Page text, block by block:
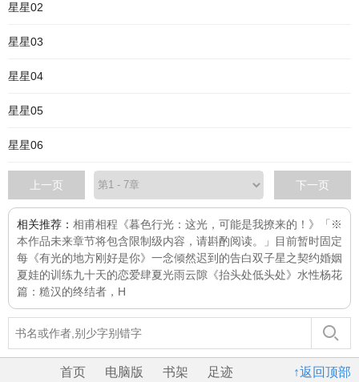
星星02
星星03
星星04
星星05
星星06
上一页 下一页
相关推荐： 相甫相程 《暮色行光：这光，可能是我撩来的！》「※
本作品未来章节将包含限制级内容，请斟酌阅读。」目前暂时固定
每 《有光的地方刚好是你》 一念倾然迟到的告白双子星之契约婚姻
夏娃的训练九十天的恋爱肆夏光雨云隙 《抬头处低头处》 水性杨花
篇：糙汉的终结者，H
↑返回顶部
首页 电脑版 书架 足迹